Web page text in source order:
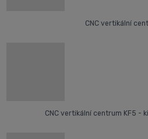
CNC vertikální
CNC vertikální centrum KF5 -